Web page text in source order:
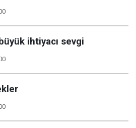
ihtiyacı sevgi